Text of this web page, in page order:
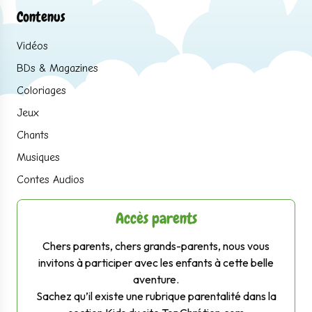
Contenus
Vidéos
BDs & Magazines
Coloriages
Jeux
Chants
Musiques
Contes Audios
Accès parents
Chers parents, chers grands-parents, nous vous
invitons à participer avec les enfants à cette belle
aventure.
Sachez qu’il existe une rubrique parentalité dans la